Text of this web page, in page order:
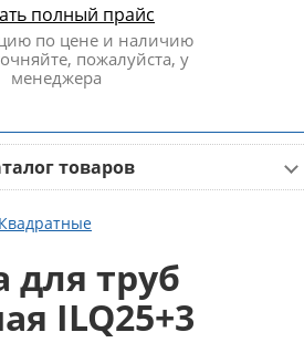
полный прайс
по цене и наличию
пожалуйста, у
менеджера
товаров
для труб
ILQ25+3